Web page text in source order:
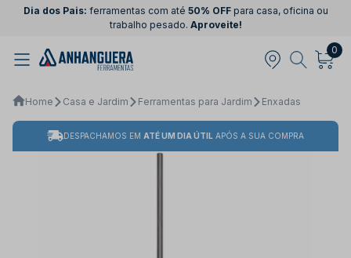
Dia dos Pais: ferramentas com até 50% OFFpara casa, oficina ou
trabalho pesado. Aproveite!
0
Home Casa e Jardim Ferramentas para Jardim Enxadas
DESPACHAMOS EM ATÉ UM DIA ÚTIL APÓS A SUA COMPRA